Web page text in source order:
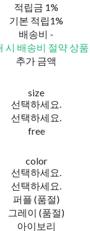
적립금 1%
기본 적립1%
배송비 -
시 배송비 절약 상
추가 금액
size
선택하세요.
선택하세요.
free
color
선택하세요.
선택하세요.
퍼플 (품절)
그레이 (품절)
아이보리